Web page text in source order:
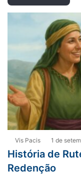
Vis Pacis 1 de
História de
Redenção